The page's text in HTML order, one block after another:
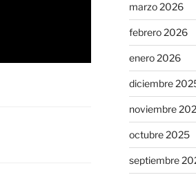
marzo 2026
febrero 2026
enero 2026
diciembre
noviembre
octubre 2025
septiembre